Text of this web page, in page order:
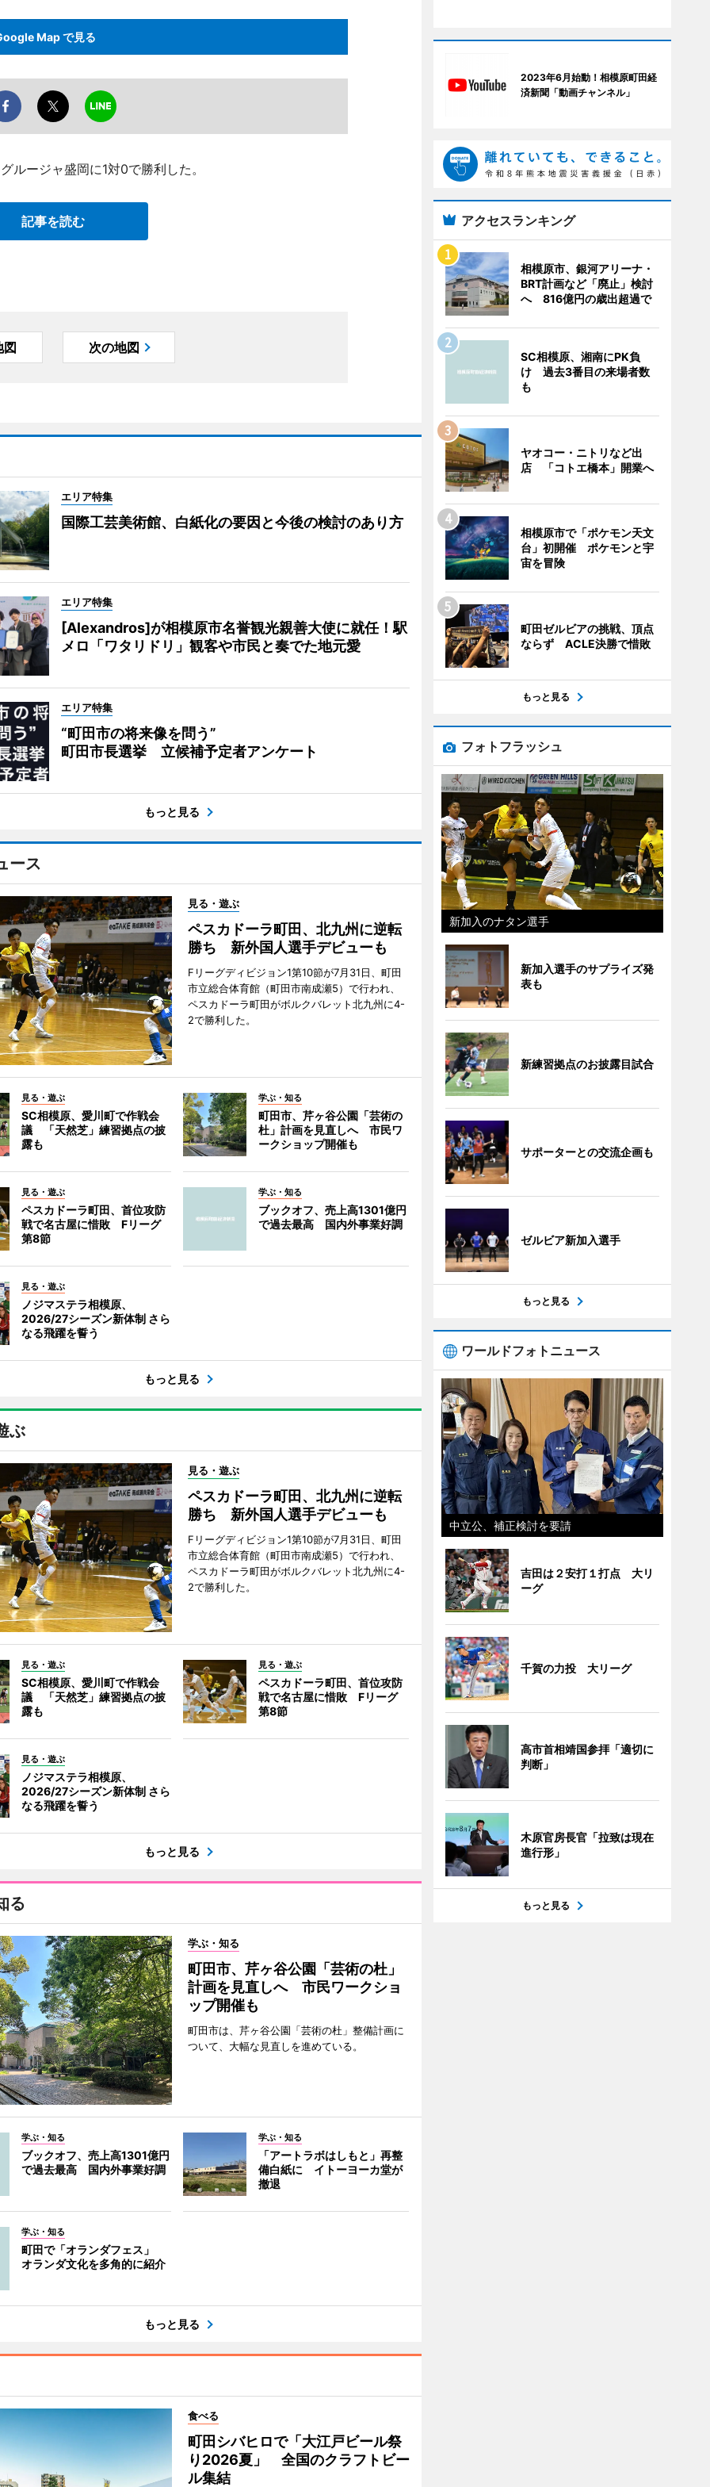
Map で見る
ルージャ盛岡に1対0で勝利した。
記事を読む
図 次の地図
エリア特集
国際工芸美術館、白紙化の要因と今後の検討のあり方
エリア特集
[Alexandros]が相模原市名誉観光親善大使に就任！駅
メロ「ワタリドリ」観客や市民と奏でた地元愛
エリア特集
“町田市の将来像を問う”
町田市長選挙 立候補予定者アンケート
もっと見る
ース
見る・遊ぶ
ペスカドーラ町田、北九州に逆転
勝ち 新外国人選手デビューも
Fリーグディビジョン1第10節が7月31日、町田
市立総合体育館（町田市南成瀬5）で行われ、
ペスカドーラ町田がボルクバレット北九州に4-
2で勝利した。
見る・遊ぶ
SC相模原、愛川町で作戦会
議 「天然芝」練習拠点の披
露も
学ぶ・知る
町田市、芹ヶ谷公園「芸術の
杜」計画を見直しへ 市民ワ
ークショップ開催も
見る・遊ぶ
ペスカドーラ町田、首位攻防
戦で名古屋に惜敗 Fリーグ
第8節
学ぶ・知る
ブックオフ、売上高1301億円
で過去最高 国内外事業好調
見る・遊ぶ
ノジマステラ相模原、
2026/27シーズン新体制 さら
なる飛躍を誓う
もっと見る
ぶ
見る・遊ぶ
ペスカドーラ町田、北九州に逆転
勝ち 新外国人選手デビューも
Fリーグディビジョン1第10節が7月31日、町田
市立総合体育館（町田市南成瀬5）で行われ、
ペスカドーラ町田がボルクバレット北九州に4-
2で勝利した。
見る・遊ぶ
SC相模原、愛川町で作戦会
議 「天然芝」練習拠点の披
露も
見る・遊ぶ
ペスカドーラ町田、首位攻防
戦で名古屋に惜敗 Fリーグ
第8節
見る・遊ぶ
ノジマステラ相模原、
2026/27シーズン新体制 さら
なる飛躍を誓う
もっと見る
る
学ぶ・知る
町田市、芹ヶ谷公園「芸術の杜」
計画を見直しへ 市民ワークショ
ップ開催も
町田市は、芹ヶ谷公園「芸術の杜」整備計画に
ついて、大幅な見直しを進めている。
学ぶ・知る
ブックオフ、売上高1301億円
で過去最高 国内外事業好調
学ぶ・知る
「アートラボはしもと」再整
備白紙に イトーヨーカ堂が
撤退
学ぶ・知る
町田で「オランダフェス」
オランダ文化を多角的に紹介
もっと見る
食べる
町田シバヒロで「大江戸ビール祭
り2026夏」 全国のクラフトビー
ル集結
2023年6月始動！相模原町田経
済新聞「動画チャンネル」
アクセスランキング
相模原市、銀河アリーナ・
BRT計画など「廃止」検討
へ 816億円の歳出超過で
SC相模原、湘南にPK負
け 過去3番目の来場者数
も
ヤオコー・ニトリなど出
店 「コトエ橋本」開業へ
相模原市で「ポケモン天文
台」初開催 ポケモンと宇
宙を冒険
町田ゼルビアの挑戦、頂点
ならず ACLE決勝で惜敗
もっと見る
フォトフラッシュ
新加入のナタン選手
新加入選手のサプライズ発
表も
新練習拠点のお披露目試合
サポーターとの交流企画も
ゼルビア新加入選手
もっと見る
ワールドフォトニュース
中立公、補正検討を要請
吉田は２安打１打点 大リ
ーグ
千賀の力投 大リーグ
高市首相靖国参拝「適切に
判断」
木原官房長官「拉致は現在
進行形」
もっと見る